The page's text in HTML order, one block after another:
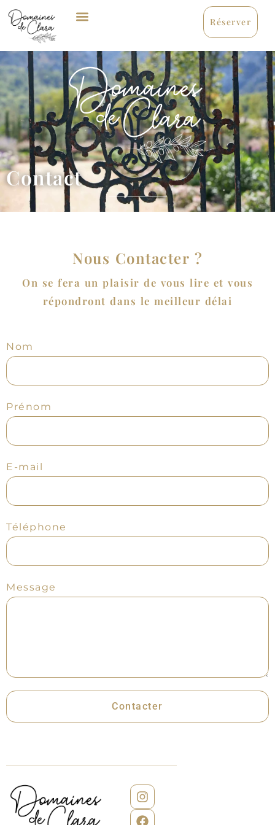
Réserver
Contact
Nous Contacter ?
On se fera un plaisir de vous lire et vous
répondront dans le meilleur délai
Nom
Prénom
E-mail
Téléphone
Message
Contacter